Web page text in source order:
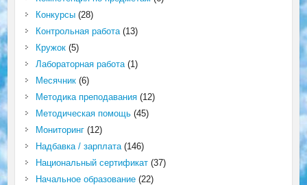
Конкурсы(28)
Контрольная работа(13)
Кружок(5)
Лабораторная работа(1)
Месячник(6)
Методика преподавания(12)
Методическая помощь(45)
Мониторинг(12)
Надбавка / зарплата(146)
Национальный сертификат(37)
Начальное образование(22)